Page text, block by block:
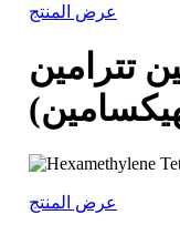
عرض المنتج
تترامين
عرض المنتج